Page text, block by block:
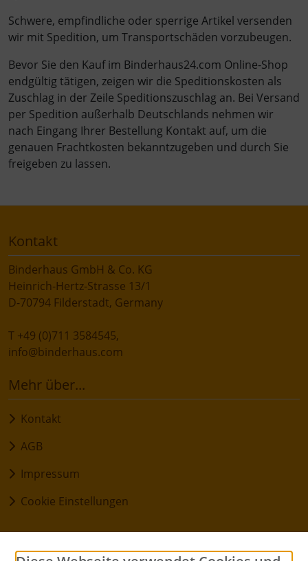
Schwere, empfindliche oder sperrige Artikel versenden
wir mit Spedition, um Transportschäden vorzubeugen.
Bevor Sie den Kauf im Binderhaus24.com Online-Shop
endgültig tätigen, zeigen wir die Speditionskosten als
Zuschlag in der Zeile Speditionszuschlag an. Bei Versand
per Spedition außerhalb Deutschlands nehmen wir
nach Eingang Ihrer Bestellung Kontakt auf, um die
genauen Frachtkosten bekanntzugeben und durch Sie
freigeben zu lassen.
Kontakt
Binderhaus GmbH & Co. KG
Heinrich-Hertz-Strasse 13/1
D-70794 Filderstadt, Germany
T +49 (0)711 3584545,
info@binderhaus.com
Mehr über...
Kontakt
AGB
Impressum
Cookie Einstellungen